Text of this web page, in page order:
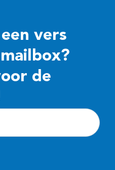
vers
de